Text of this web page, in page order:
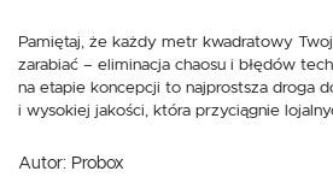
Pamiętaj, że każdy metr kwadratowy
zarabiać – eliminacja chaosu i błędów
na etapie koncepcji to najprostsza droga
i wysokiej jakości, która przyciągnie
Autor: Probox